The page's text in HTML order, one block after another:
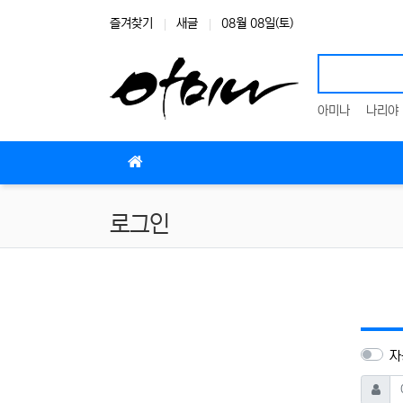
즐겨찾기 새글 08월 08일(토)
아미나 나리야
로그인
아이디